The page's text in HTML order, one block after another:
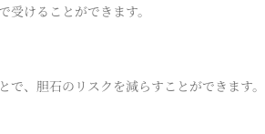
けることができます。
、胆石のリスクを減らすことができます。